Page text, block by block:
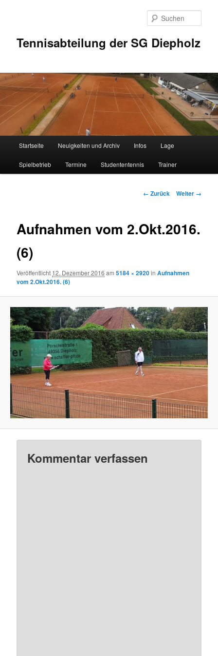
Tennisabteilung der SG Diepholz
Startseite Neuigkeiten und Archiv Infos Lage
Spielbetrieb Termine Studententennis Trainer
Bilder-
← Zurück Weiter →
Aufnahmen vom 2.Okt.2016.
(6)
Veröffentlicht 12. Dezember 2016 am5184 × 2920inAufnahmen
vom 2.Okt.2016. (6)
Kommentar verfassen